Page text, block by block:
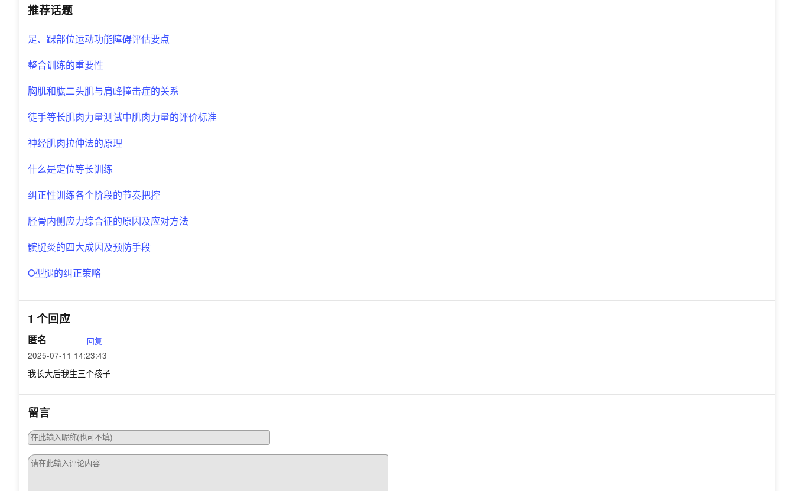
推荐话题
足、踝部位运动功能障碍评估要点
整合训练的重要性
胸肌和肱二头肌与肩峰撞击症的关系
徒手等长肌肉力量测试中肌肉力量的评价标准
神经肌肉拉伸法的原理
什么是定位等长训练
纠正性训练各个阶段的节奏把控
胫骨内侧应力综合征的原因及应对方法
髌腱炎的四大成因及预防手段
O型腿的纠正策略
1 个回应
匿名 回复
2025-07-11 14:23:43
我长大后我生三个孩子
留言